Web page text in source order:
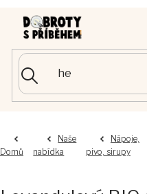
Domů
Naše
nabídka
Nápoje,
pivo, sirupy